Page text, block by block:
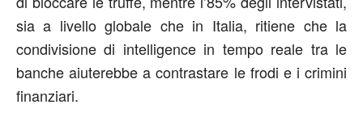
sia a livello globale che in Italia, ritiene che la
condivisione di intelligencein tempo reale tra le
banche aiuterebbe a contrastare le frodi e i crimini
finanziari.